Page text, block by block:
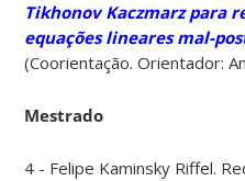
Tikhonov Kaczmarz para
equações lineares mal-
(Coorientação. Orientador:
Mestrado
4 - Felipe Kaminsky Riffel.